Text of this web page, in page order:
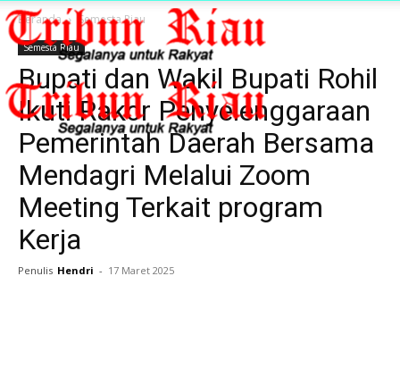
Beranda Semesta Riau
Semesta Riau
Bupati dan Wakil Bupati Rohil
Ikuti Rakor Penyelenggaraan
Pemerintah Daerah Bersama
Mendagri Melalui Zoom
Meeting Terkait program
Kerja
Penulis Hendri - 17 Maret 2025